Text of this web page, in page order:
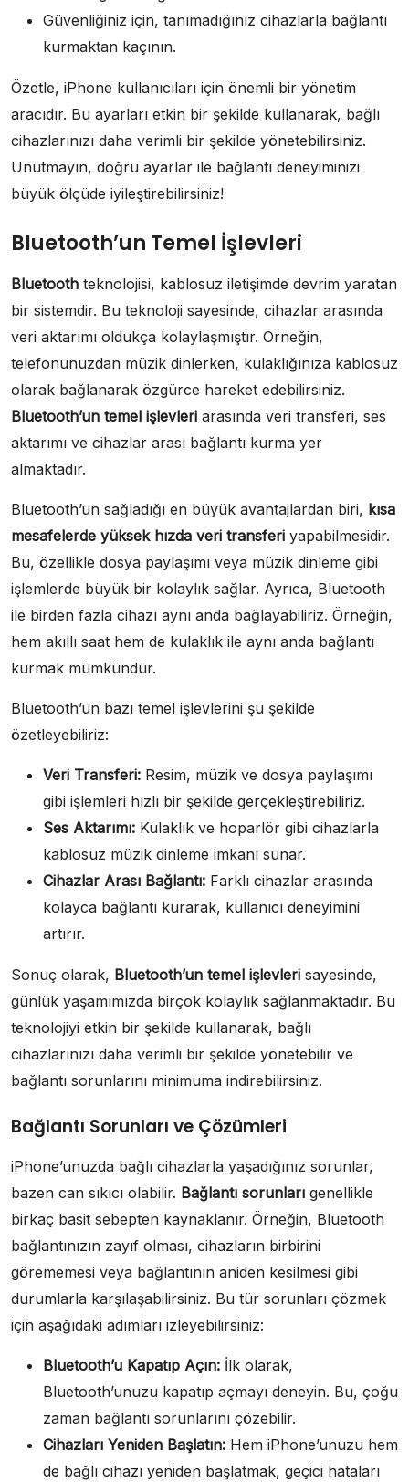
Güvenliğiniz için, tanımadığınız cihazlarla bağlantı
kurmaktan kaçının.
Özetle, iPhone kullanıcıları için önemli bir yönetim
aracıdır. Bu ayarları etkin bir şekilde kullanarak, bağlı
cihazlarınızı daha verimli bir şekilde yönetebilirsiniz.
Unutmayın, doğru ayarlar ile bağlantı deneyiminizi
büyük ölçüde iyileştirebilirsiniz!
Bluetooth’un Temel İşlevleri
Bluetooth teknolojisi, kablosuz iletişimde devrim yaratan
bir sistemdir. Bu teknoloji sayesinde, cihazlar arasında
veri aktarımı oldukça kolaylaşmıştır. Örneğin,
telefonunuzdan müzik dinlerken, kulaklığınıza kablosuz
olarak bağlanarak özgürce hareket edebilirsiniz.
Bluetooth’un temel işlevleri arasında veri transferi, ses
aktarımı ve cihazlar arası bağlantı kurma yer
almaktadır.
Bluetooth’un sağladığı en büyük avantajlardan biri, kısa
mesafelerde yüksek hızda veri transferi yapabilmesidir.
Bu, özellikle dosya paylaşımı veya müzik dinleme gibi
işlemlerde büyük bir kolaylık sağlar. Ayrıca, Bluetooth
ile birden fazla cihazı aynı anda bağlayabiliriz. Örneğin,
hem akıllı saat hem de kulaklık ile aynı anda bağlantı
kurmak mümkündür.
Bluetooth’un bazı temel işlevlerini şu şekilde
özetleyebiliriz:
Veri Transferi: Resim, müzik ve dosya paylaşımı
gibi işlemleri hızlı bir şekilde gerçekleştirebiliriz.
Ses Aktarımı: Kulaklık ve hoparlör gibi cihazlarla
kablosuz müzik dinleme imkanı sunar.
Cihazlar Arası Bağlantı: Farklı cihazlar arasında
kolayca bağlantı kurarak, kullanıcı deneyimini
artırır.
Sonuç olarak, Bluetooth’un temel işlevleri sayesinde,
günlük yaşamımızda birçok kolaylık sağlanmaktadır. Bu
teknolojiyi etkin bir şekilde kullanarak, bağlı
cihazlarınızı daha verimli bir şekilde yönetebilir ve
bağlantı sorunlarını minimuma indirebilirsiniz.
Bağlantı Sorunları ve Çözümleri
iPhone’unuzda bağlı cihazlarla yaşadığınız sorunlar,
bazen can sıkıcı olabilir. Bağlantı sorunları genellikle
birkaç basit sebepten kaynaklanır. Örneğin, Bluetooth
bağlantınızın zayıf olması, cihazların birbirini
görememesi veya bağlantının aniden kesilmesi gibi
durumlarla karşılaşabilirsiniz. Bu tür sorunları çözmek
için aşağıdaki adımları izleyebilirsiniz:
Bluetooth’u Kapatıp Açın: İlk olarak,
Bluetooth’unuzu kapatıp açmayı deneyin. Bu, çoğu
zaman bağlantı sorunlarını çözebilir.
Cihazları Yeniden Başlatın: Hem iPhone’unuzu hem
de bağlı cihazı yeniden başlatmak, geçici hataları